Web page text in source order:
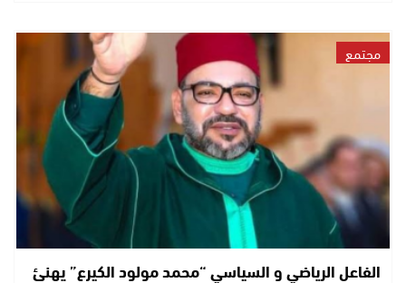
مجتمع
الفاعل الرياضي و السياسي “محمد مولود الكيرع” يهنئ